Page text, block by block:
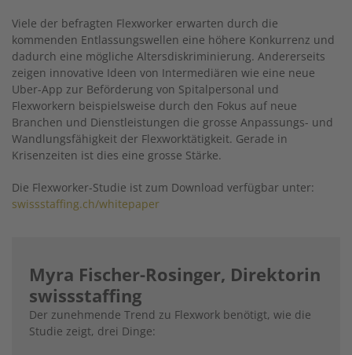
Viele der befragten Flexworker erwarten durch die
kommenden Entlassungswellen eine höhere Konkurrenz und
dadurch eine mögliche Altersdiskriminierung. Andererseits
zeigen innovative Ideen von Intermediären wie eine neue
Uber-App zur Beförderung von Spitalpersonal und
Flexworkern beispielsweise durch den Fokus auf neue
Branchen und Dienstleistungen die grosse Anpassungs- und
Wandlungsfähigkeit der Flexworktätigkeit. Gerade in
Krisenzeiten ist dies eine grosse Stärke.
Die Flexworker-Studie ist zum Download verfügbar unter:
swissstaffing.ch/whitepaper
Myra Fischer-Rosinger, Direktorin
swissstaffing
Der zunehmende Trend zu Flexwork benötigt, wie die
Studie zeigt, drei Dinge: